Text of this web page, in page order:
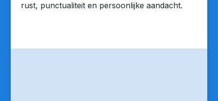
rust, punctualiteit en persoonlijke aandacht.